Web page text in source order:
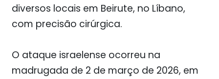
diversos locais em Beirute, no Líbano,
com precisão cirúrgica.
O ataque israelense ocorreu na
madrugada de 2 de março de 2026, em